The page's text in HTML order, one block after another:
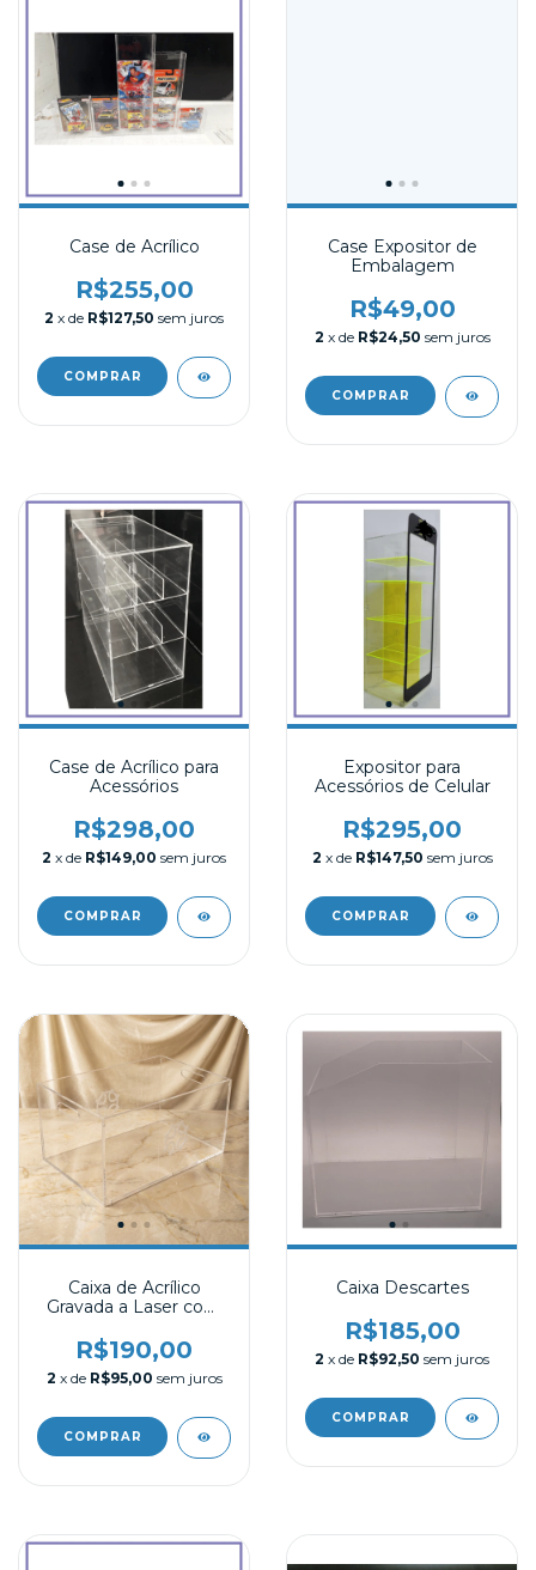
Case de Acrílico
R$255,00
2 x de R$127,50 sem juros
Case Expositor de
Embalagem
R$49,00
2 x de R$24,50 sem juros
Case de Acrílico para
Acessórios
R$298,00
2 x de R$149,00 sem juros
Expositor para
Acessórios de Celular
R$295,00
2 x de R$147,50 sem juros
Caixa de Acrílico
Gravada a Laser com
R$190,00
2 x de R$95,00 sem juros
Caixa Descartes
R$185,00
2 x de R$92,50 sem juros